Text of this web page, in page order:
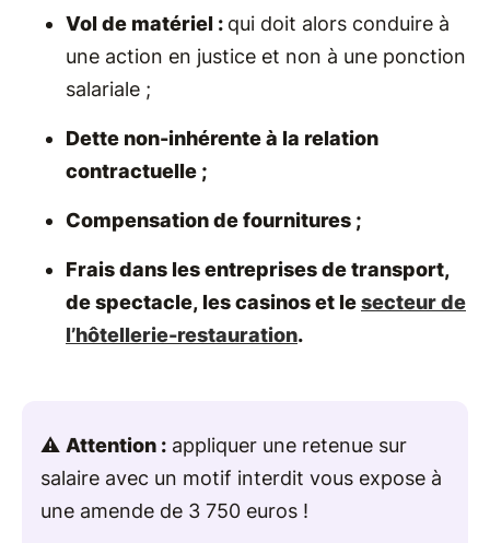
Vol de matériel : qui doit alors conduire à
une action en justice et non à une ponction
salariale ;
Dette non-inhérente à la relation
contractuelle ;
Compensation de fournitures ;
Frais dans les entreprises de transport,
de spectacle, les casinos et lesecteur de
l’hôtellerie-restauration.
⚠️ Attention : appliquer une retenue sur
salaire avec un motif interdit vous expose à
une amende de 3 750 euros !